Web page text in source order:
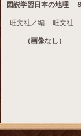
図説学習日本の地理
旺文社／編 -- 旺文社 --
（画像なし）